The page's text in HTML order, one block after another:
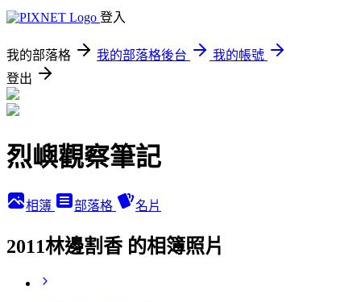
登入
我的部落格 我的部落格後台
我的帳號
登出
烈嶼觀察筆記
相簿 部落格 名片
2011林邊割香 的相簿照片